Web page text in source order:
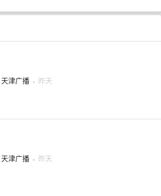
天津广播 · 昨天
天津广播 · 昨天